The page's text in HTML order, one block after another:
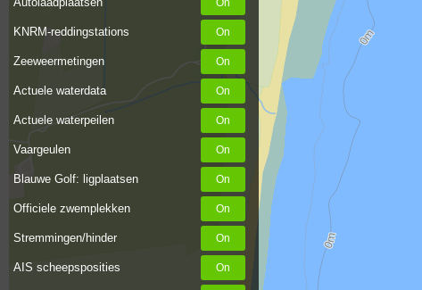
KNRM-reddingstations
Zeeweermetingen
Actuele waterdata
Actuele waterpeilen
Vaargeulen
Blauwe Golf: ligplaatsen
Officiele zwemplekken
Stremmingen/hinder
AIS scheepsposities